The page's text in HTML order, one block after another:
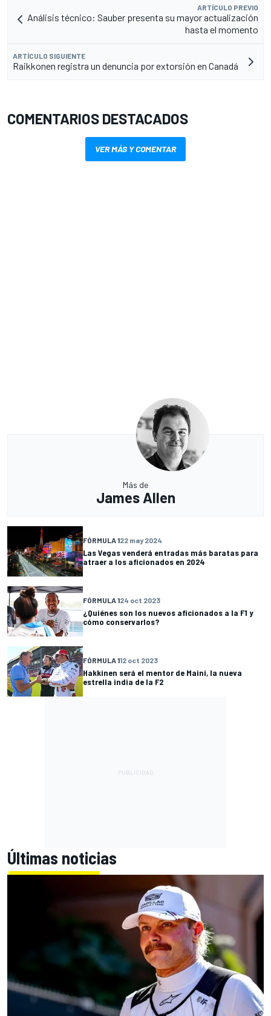
ARTÍCULO PREVIO
Análisis técnico: Sauber presenta su mayor actualización
hasta el momento
ARTÍCULO SIGUIENTE
Raikkonen registra un denuncia por extorsión en Canadá
COMENTARIOS DESTACADOS
VER MÁS Y COMENTAR
Más de
James Allen
FÓRMULA 122 may 2024
Las Vegas venderá entradas más baratas para
atraer a los aficionados en 2024
FÓRMULA 124 oct 2023
¿Quiénes son los nuevos aficionados a la F1 y
cómo conservarlos?
FÓRMULA 112 oct 2023
Hakkinen será el mentor de Maini, la nueva
estrella india de la F2
Últimas noticias